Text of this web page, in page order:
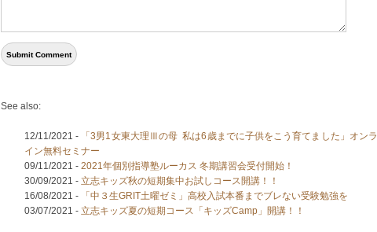
See also:
12/11/2021 -
「3男1女東大理Ⅲの母 私は6歳までに子供をこう育てました」オンラ
イン無料セミナー
09/11/2021 - 2021年個別指導塾ルーカス 冬期講習会受付開始！
30/09/2021 - 立志キッズ秋の短期集中お試しコース開講！！
16/08/2021 -
「中３生GRIT土曜ゼミ」高校入試本番までブレない受験勉強を
03/07/2021 - 立志キッズ夏の短期コース「キッズCamp」開講！！